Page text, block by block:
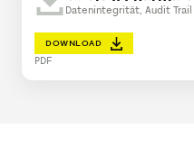
Datenintegrität, Audit Trail
DOWNLOAD
PDF